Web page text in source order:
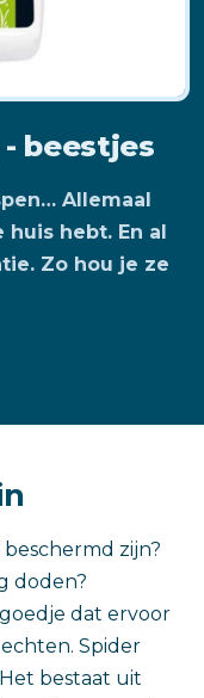
beestjes
Allemaal
hebt. En al
Zo hou je ze
zijn?
doden?
dat ervoor
Spider
bestaat uit